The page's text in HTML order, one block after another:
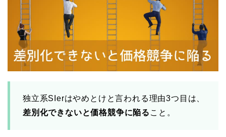
独立系SIerはやめとけと言われる理由3つ目は、
差別化できないと価格競争に陥る こと。